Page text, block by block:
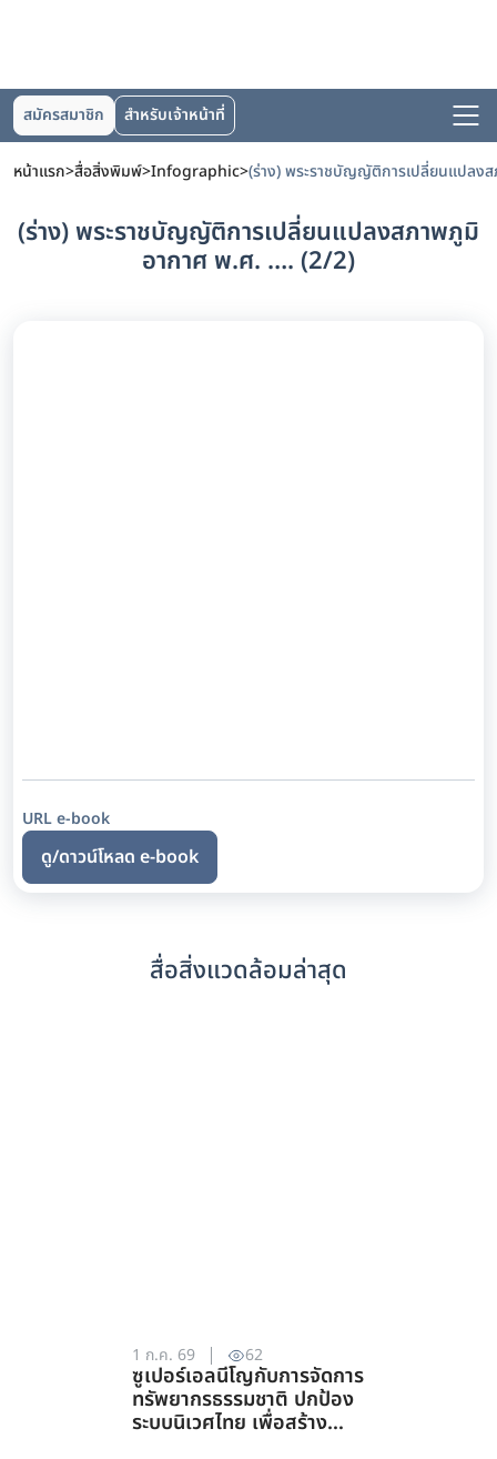
สมัครสมาชิก สำหรับเจ้าหน้าที่
หน้าแรก>สื่อสิ่งพิมพ์>Infographic>
(ร่าง) พระราชบัญญัติการเปลี่ยนแปลงสภาพภูมิ
อากาศ พ.ศ. …. (2/2)
URL e-book
ดู/ดาวน์โหลด e-book
สื่อสิ่งแวดล้อมล่าสุด
1 ก.ค. 69 62
ซูเปอร์เอลนีโญกับการจัดการ
ทรัพยากรธรรมชาติ ปกป้อง
ระบบนิเวศไทย เพื่อสร้าง